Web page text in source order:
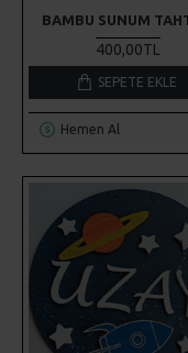
SEPETE EKLE
Hemen Al
Atolyem Makrome